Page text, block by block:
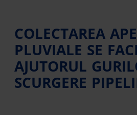
COLECTAREA
PLUVIALE SE
AJUTORUL
SCURGERE